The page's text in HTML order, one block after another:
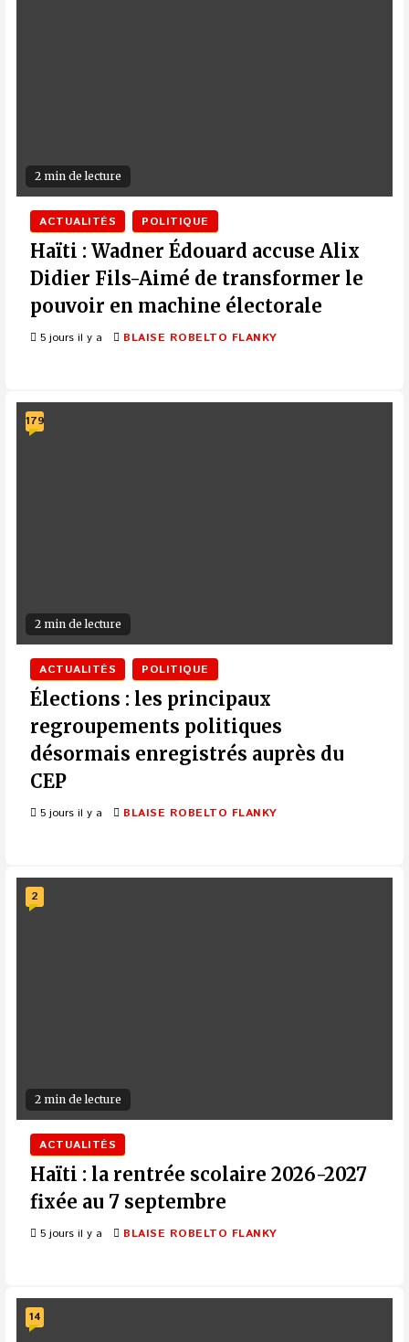
2 min de lecture
ACTUALITÉS POLITIQUE
Haïti : Wadner Édouard accuse Alix
Didier Fils-Aimé de transformer le
pouvoir en machine électorale
5 jours il y a BLAISE ROBELTO FLANKY
2 min de lecture
179
ACTUALITÉS POLITIQUE
Élections : les principaux
regroupements politiques
désormais enregistrés auprès du
CEP
5 jours il y a BLAISE ROBELTO FLANKY
2 min de lecture
2
ACTUALITÉS
Haïti : la rentrée scolaire 2026-2027
fixée au 7 septembre
5 jours il y a BLAISE ROBELTO FLANKY
14